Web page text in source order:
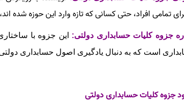
تمامی افراد، حتی کسانی که تازه وارد این حوزه شده‌
جزوه کلیات حسابداری دولتی:
این جزوه با
است که به دنبال یادگیری اصول حسابداری
جزوه کلیات حسابداری دولتی